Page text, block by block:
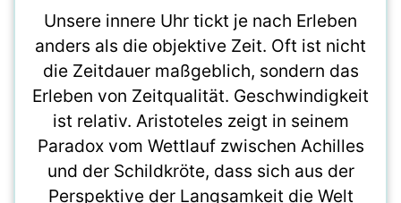
Unsere innere Uhr tickt je nach Erleben
anders als die objektive Zeit. Oft ist nicht
die Zeitdauer maßgeblich, sondern das
Erleben von Zeitqualität. Geschwindigkeit
ist relativ. Aristoteles zeigt in seinem
Paradox vom Wettlauf zwischen Achilles
und der Schildkröte, dass sich aus der
Perspektive der Langsamkeit die Welt